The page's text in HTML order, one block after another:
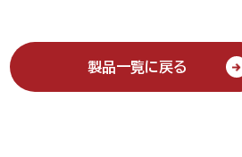
製品一覧に戻る